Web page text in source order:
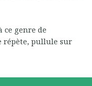
genre de
répète, pullule sur